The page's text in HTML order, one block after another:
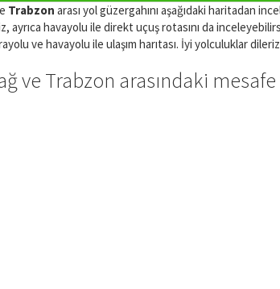
Trabzon arası yol güzergahını aşağıdaki haritadan
ayrıca havayolu ile direkt uçuş rotasını da
ve havayolu ile ulaşım harıtası. İyi yolculuklar
ve Trabzon arasındaki